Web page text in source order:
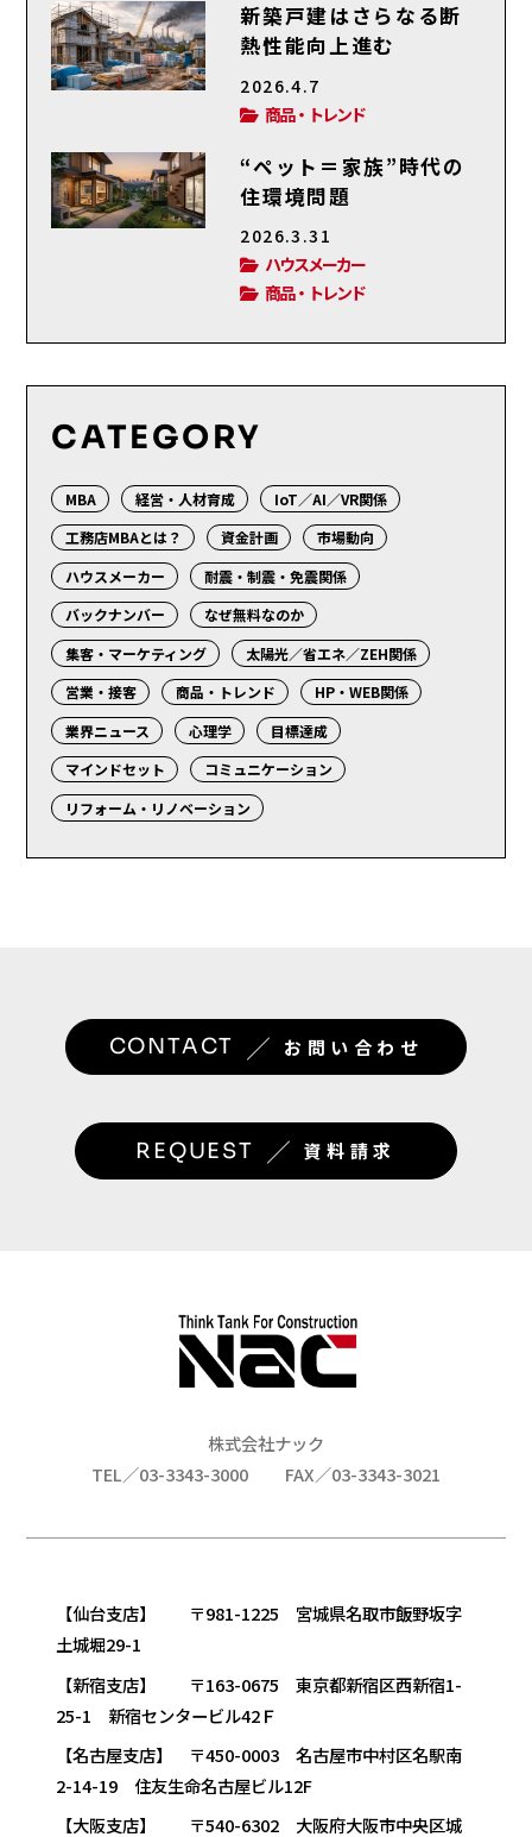
新築戸建はさらなる断
熱性能向上進む
2026.4.7
商品・トレンド
“ペット＝家族”時代の
住環境問題
2026.3.31
ハウスメーカー
商品・トレンド
CATEGORY
MBA 経営・人材育成
IoT／AI／VR関係
工務店MBAとは？
資金計画
市場動向
ハウスメーカー
耐震・制震・免震関係
バックナンバー
なぜ無料なのか
集客・マーケティング
太陽光／省エネ／ZEH関係
営業・接客
商品・トレンド
HP・WEB関係
業界ニュース
心理学
目標達成
マインドセット
コミュニケーション
リフォーム・リノベーション
CONTACT ／ お問い合わせ
REQUEST ／ 資料請求
株式会社ナック
TEL／03-3343-3000
FAX／03-3343-3021
【仙台支店】 〒981-1225 宮城県名取市飯野坂字
土城堀29-1
【新宿支店】 〒163-0675 東京都新宿区西新宿1-
25-1 新宿センタービル42Ｆ
【名古屋支店】 〒450-0003 名古屋市中村区名駅南
2-14-19 住友生命名古屋ビル12F
【大阪支店】 〒540-6302 大阪府大阪市中央区城